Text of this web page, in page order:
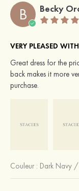
B Becky
VERY PLEASED
Great dress for the
back makes it more
purchase.
Couleur : Dark Navy /